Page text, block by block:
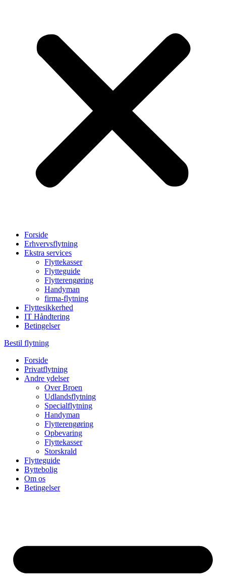
Forside
Erhvervsflytning
Ekstra services
Flyttekasser
Flytteguide
Flytterengøring
Handyman
firma-flytning
Flyttesikkerhed
IT Håndtering
Betingelser
Bestil flytning
Forside
Privatflytning
Andre ydelser
Over Broen
Udlandsflytning
Specialflytning
Handyman
Flytterengøring
Opbevaring
Flyttekasser
Storskrald
Flytteguide
Byttebolig
Om os
Betingelser